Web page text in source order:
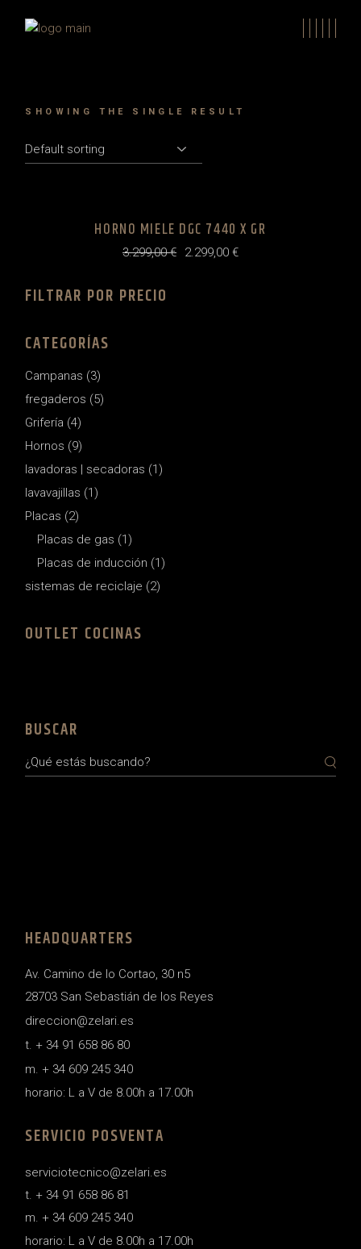
SHOWING THE SINGLE RESULT
HORNO MIELE DGC 7440 X GR
3.299,00€
Original
2.299,00 €
Current
FILTRAR POR PRECIO
CATEGORÍAS
Campanas 33
products
fregaderos
55
products
Grifería 44
products
Hornos
99
products
lavadoras | secadoras
11
product
lavavajillas
11
product
Placas
22
products
Placas de gas
11
product
Placas de inducción
11
product
sistemas de reciclaje
22
products
OUTLET COCINAS
BUSCAR
HEADQUARTERS
Av. Camino de lo Cortao, 30 n5
28703 San Sebastián de los Reyes
direccion@zelari.es
t. + 34 91 658 86 80
m. + 34 609 245 340
horario: L a V de 8.00h a 17.00h
SERVICIO POSVENTA
serviciotecnico@zelari.es
t. + 34 91 658 86 81
m. + 34 609 245 340
horario: L a V de 8.00h a 17.00h